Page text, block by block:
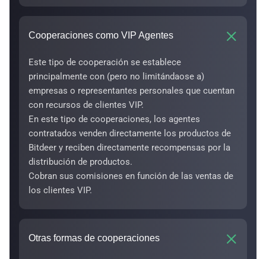
Cooperaciones como VIP Agentes
Este tipo de cooperación se establece
principalmente con (pero no limitándaose a)
empresas o representantes personales que cuentan
con recursos de clientes VIP.
En este tipo de cooperaciones, los agentes
contratados venden directamente los productos de
Bitdeer y reciben directamente recompensas por la
distribución de productos.
Cobran sus comisiones en función de las ventas de
los clientes VIP.
Otras formas de cooperaciones